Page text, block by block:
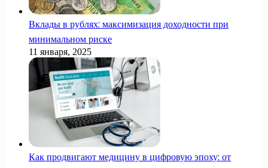
Вклады в рублях: максимизация доходности при
минимальном риске
11 января, 2025
Как продвигают медицину в цифровую эпоху: от